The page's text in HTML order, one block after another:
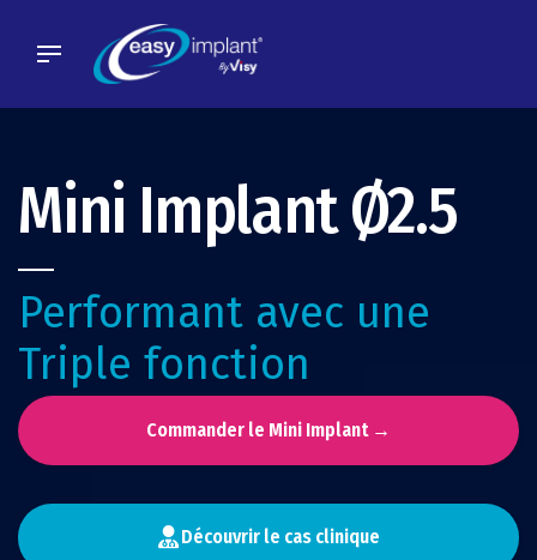
content
Mini Implant Ø2.5
Performant avec une
Triple fonction
Commander le Mini Implant →
Découvrir le cas clinique